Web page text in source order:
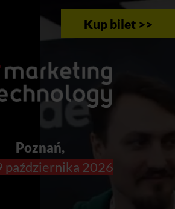
Kup bilet >>
Poznań,
października 2026